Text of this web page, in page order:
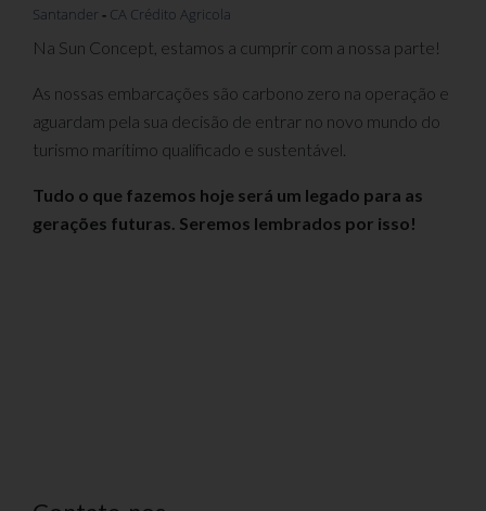
Santander - CA Crédito Agricola
Na Sun Concept, estamos a cumprir com a nossa parte!
As nossas embarcações são carbono zero na operação e
aguardam pela sua decisão de entrar no novo mundo do
turismo marítimo qualificado e sustentável.
Tudo o que fazemos hoje será um legado para as
gerações futuras. Seremos lembrados por isso!